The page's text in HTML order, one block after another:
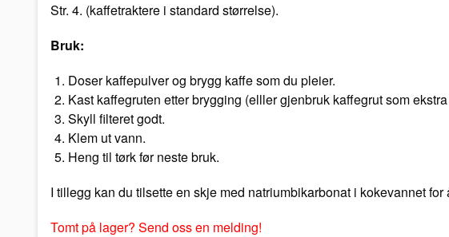
Str. 4. (kaffetraktere i standard størrelse).
Bruk:
Doser kaffepulver og brygg kaffe som du pleier.
Kast kaffegruten etter brygging (elller gjenbruk kaffegrut som
Skyll filteret godt.
Klem ut vann.
Heng til tørk før neste bruk.
I tillegg kan du tilsette en skje med natriumbikarbonat i kokevannet
Tomt på lager? Send oss en melding!